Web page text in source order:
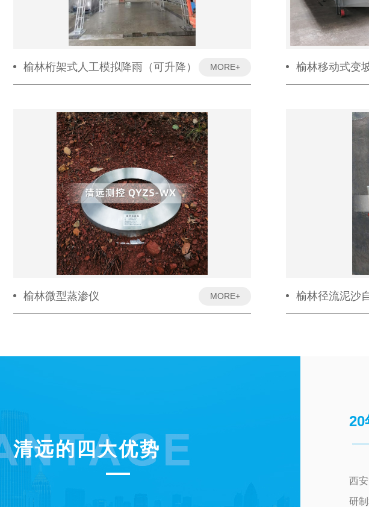
榆林桁架式人工模拟降雨（可升降） MORE+ 榆林移动式变
榆林微型蒸渗仪 MORE+ 榆林径流泥沙
20
西
研
清远的四大优势